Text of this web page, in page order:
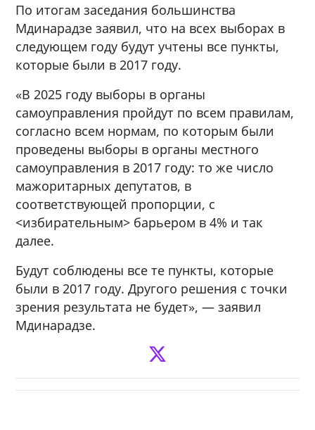
По итогам заседания большинства
Мдинарадзе заявил, что на всех выборах в
следующем году будут учтены все пункты,
которые были в 2017 году.
«В 2025 году выборы в органы
самоуправления пройдут по всем правилам,
согласно всем нормам, по которым были
проведены выборы в органы местного
самоуправления в 2017 году: то же число
мажоритарных депутатов, в
соответствующей пропорции, с
<избирательным> барьером в 4% и так
далее.
Будут соблюдены все те пункты, которые
были в 2017 году. Другого решения с точки
зрения результата не будет», — заявил
Мдинарадзе.